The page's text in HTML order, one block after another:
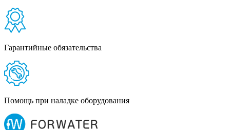
Гарантийные обязательства
Помощь при наладке оборудования